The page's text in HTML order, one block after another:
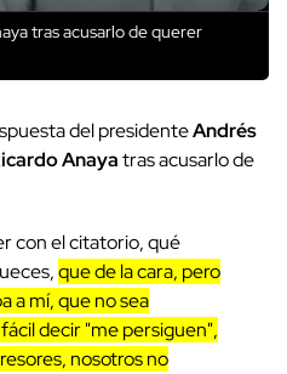
tras acusarlo de querer
del presidenteAndrés
Anayatras acusarlo de
con el citatorio, qué
que de la cara, pero
a mí, que no sea
decir "me persiguen",
nosotros no